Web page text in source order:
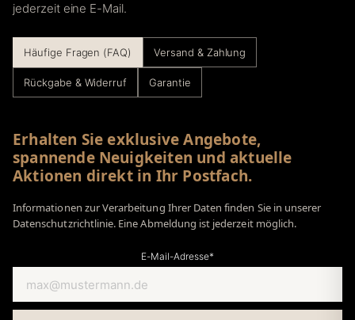
jederzeit eine E-Mail.
Häufige Fragen (FAQ) Versand & Zahlung
Rückgabe & Widerruf Garantie
Erhalten Sie exklusive Angebote,
spannende Neuigkeiten und aktuelle
Aktionen direkt in Ihr Postfach.
Informationen zur Verarbeitung Ihrer Daten finden Sie in unserer
Datenschutzrichtlinie. Eine Abmeldung ist jederzeit möglich.
E-Mail-Adresse*